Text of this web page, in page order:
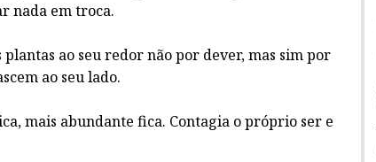
nada em troca.
ao seu redor não por dever, mas sim por
ao seu lado.
mais abundante fica. Contagia o próprio ser e